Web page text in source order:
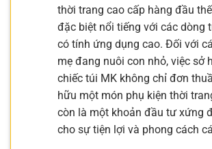
thời trang cao cấp hàng đầu
đặc biệt nổi tiếng với các dòng
có tính ứng dụng cao. Đối với
mẹ đang nuôi con nhỏ, việc sở
chiếc túi MK không chỉ đơn
hữu một món phụ kiện thời
còn là một khoản đầu tư xứng
cho sự tiện lợi và phong cách